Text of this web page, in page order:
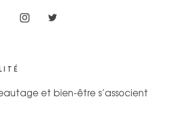
et bien-être s’associent